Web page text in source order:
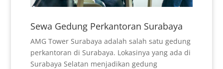
Sewa Gedung Perkantoran Surabaya
AMG Tower Surabaya adalah salah satu gedung
perkantoran di Surabaya. Lokasinya yang ada di
Surabaya Selatan menjadikan gedung